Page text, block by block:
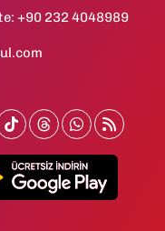
+90 232 4048989